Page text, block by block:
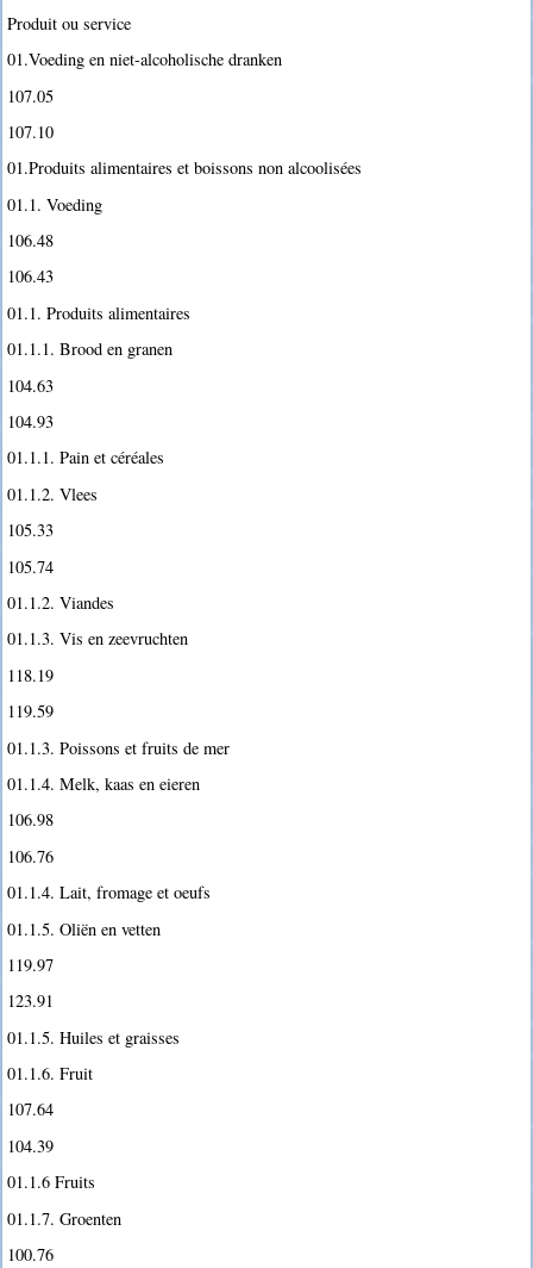
Produit ou service
01.Voeding en niet-alcoholische dranken
107.05
107.10
01.Produits alimentaires et boissons non alcoolisées
01.1. Voeding
106.48
106.43
01.1. Produits alimentaires
01.1.1. Brood en granen
104.63
104.93
01.1.1. Pain et céréales
01.1.2. Vlees
105.33
105.74
01.1.2. Viandes
01.1.3. Vis en zeevruchten
118.19
119.59
01.1.3. Poissons et fruits de mer
01.1.4. Melk, kaas en eieren
106.98
106.76
01.1.4. Lait, fromage et oeufs
01.1.5. Oliën en vetten
119.97
123.91
01.1.5. Huiles et graisses
01.1.6. Fruit
107.64
104.39
01.1.6 Fruits
01.1.7. Groenten
100.76